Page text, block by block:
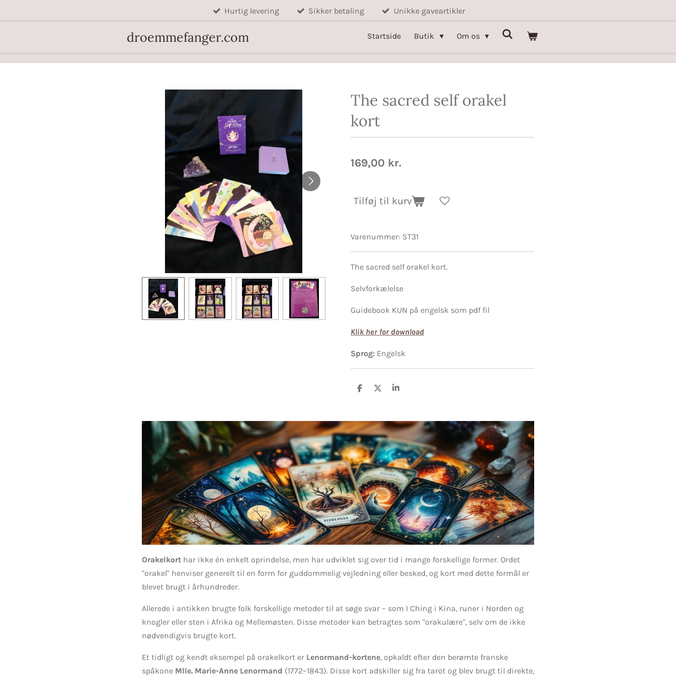
Hurtig levering Sikker betaling Unikke gaveartikler
droemmefanger.com Startside Butik Om os
The sacred self orakel
kort
169,00 kr.
Tilføj til kurv
Varenummer: ST31
The sacred self orakel kort.
Selvforkælelse
​Guidebook KUN på engelsk som pdf fil
Klik her for download
Sprog: Engelsk
D
D
D
Orakelkort har ikke én enkelt oprindelse, men har udviklet sig over tid i mange forskellige former. Ordet
"orakel" henviser generelt til en form for guddommelig vejledning eller besked, og kort med dette formål er
blevet brugt i århundreder.
Allerede i antikken brugte folk forskellige metoder til at søge svar – som I Ching i Kina, runer i Norden og
knogler eller sten i Afrika og Mellemøsten. Disse metoder kan betragtes som "orakulære", selv om de ikke
nødvendigvis brugte kort.
Et tidligt og kendt eksempel på orakelkort er Lenormand-kortene, opkaldt efter den berømte franske
spåkone Mlle. Marie-Anne Lenormand (1772–1843). Disse kort adskiller sig fra tarot og blev brugt til direkte,